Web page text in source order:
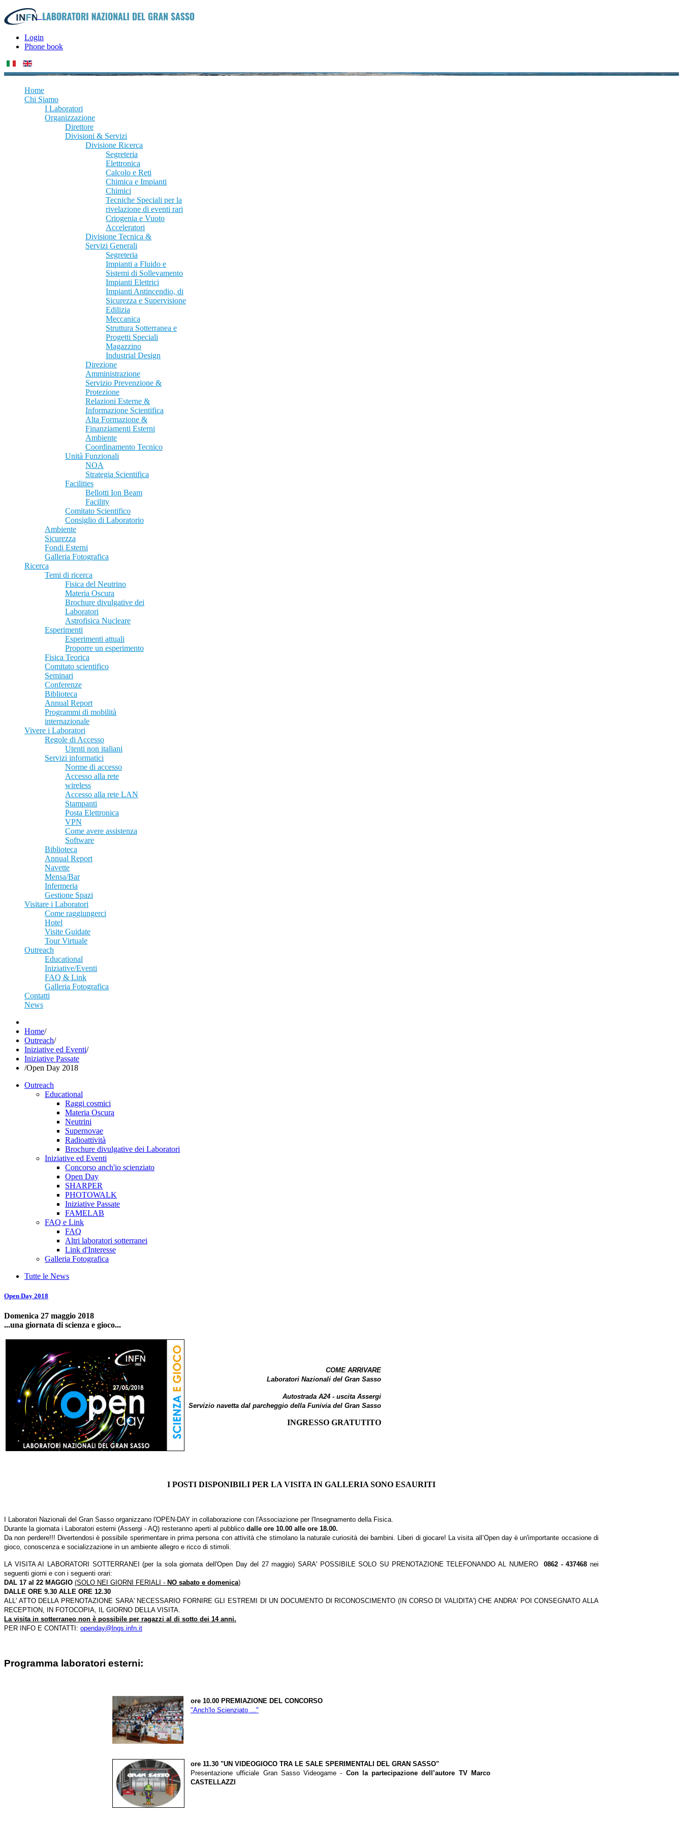
Login
Phone book
Home
Chi Siamo
I Laboratori
Organizzazione
Direttore
Divisioni & Servizi
Divisione Ricerca
Segreteria
Elettronica
Calcolo e Reti
Chimica e Impianti
Chimici
Tecniche Speciali per la
rivelazione di eventi rari
Criogenia e Vuoto
Acceleratori
Divisione Tecnica &
Servizi Generali
Segreteria
Impianti a Fluido e
Sistemi di Sollevamento
Impianti Elettrici
Impianti Antincendio, di
Sicurezza e Supervisione
Edilizia
Meccanica
Struttura Sotterranea e
Progetti Speciali
Magazzino
Industrial Design
Direzione
Amministrazione
Servizio Prevenzione &
Protezione
Relazioni Esterne &
Informazione Scientifica
Alta Formazione &
Finanziamenti Esterni
Ambiente
Coordinamento Tecnico
Unità Funzionali
NOA
Strategia Scientifica
Facilities
Bellotti Ion Beam
Facility
Comitato Scientifico
Consiglio di Laboratorio
Ambiente
Sicurezza
Fondi Esterni
Galleria Fotografica
Ricerca
Temi di ricerca
Fisica del Neutrino
Materia Oscura
Brochure divulgative dei
Laboratori
Astrofisica Nucleare
Esperimenti
Esperimenti attuali
Proporre un esperimento
Fisica Teorica
Comitato scientifico
Seminari
Conferenze
Biblioteca
Annual Report
Programmi di mobilità
internazionale
Vivere i Laboratori
Regole di Accesso
Utenti non italiani
Servizi informatici
Norme di accesso
Accesso alla rete
wireless
Accesso alla rete LAN
Stampanti
Posta Elettronica
VPN
Come avere assistenza
Software
Biblioteca
Annual Report
Navette
Mensa/Bar
Infermeria
Gestione Spazi
Visitare i Laboratori
Come raggiungerci
Hotel
Visite Guidate
Tour Virtuale
Outreach
Educational
Iniziative/Eventi
FAQ & Link
Galleria Fotografica
Contatti
News
Home/
Outreach/
Iniziative ed Eventi/
Iniziative Passate
/Open Day 2018
Outreach
Educational
Raggi cosmici
Materia Oscura
Neutrini
Supernovae
Radioattività
Brochure divulgative dei Laboratori
Iniziative ed Eventi
Concorso anch'io scienziato
Open Day
SHARPER
PHOTOWALK
Iniziative Passate
FAMELAB
FAQ e Link
FAQ
Altri laboratori sotterranei
Link d'Interesse
Galleria Fotografica
Tutte le News
Open Day 2018
Domenica 27 maggio 2018
...una giornata di scienza e gioco...
COME ARRIVARE
Laboratori Nazionali del Gran Sasso
Autostrada A24 - uscita Assergi
Servizio navetta dal parcheggio della Funivia del Gran Sasso
INGRESSO GRATUTITO
I POSTI DISPONIBILI PER LA VISITA IN GALLERIA SONO ESAURITI
I Laboratori Nazionali del Gran Sasso organizzano l'OPEN-DAY in collaborazione con l'Associazione per l'Insegnamento della Fisica.
Durante la giornata i Laboratori esterni (Assergi - AQ) resteranno aperti al pubblico dalle ore 10.00 alle ore 18.00.
Da non perdere!!! Divertendosi è possibile sperimentare in prima persona con attività che stimolano la naturale curiosità dei bambini. Liberi di giocare! La visita all’Open day è un'importante occasione di
gioco, conoscenza e socializzazione in un ambiente allegro e ricco di stimoli.
LA VISITA AI LABORATORI SOTTERRANEI (per la sola giornata dell'Open Day del 27 maggio) SARA' POSSIBILE SOLO SU PRENOTAZIONE TELEFONANDO AL NUMERO0862 - 437468nei
seguenti giorni e con i seguenti orari:
DAL 17 al 22 MAGGIO (SOLO NEI GIORNI FERIALI - NO sabato e domenica)
DALLE ORE 9.30 ALLE ORE 12.30
ALL' ATTO DELLA PRENOTAZIONE SARA' NECESSARIO FORNIRE GLI ESTREMI DI UN DOCUMENTO DI RICONOSCIMENTO (IN CORSO DI VALIDITA') CHE ANDRA' POI CONSEGNATO ALLA
RECEPTION, IN FOTOCOPIA, IL GIORNO DELLA VISITA.
La visita in sotterraneo non è possibile per ragazzi al di sotto dei 14 anni.
PER INFO E CONTATTI: openday@lngs.infn.it
Programma laboratori esterni:
ore 10.00 PREMIAZIONE DEL CONCORSO
"Anch'Io Scienziato ..."
ore 11.30 "UN VIDEOGIOCO TRA LE SALE SPERIMENTALI DEL GRAN SASSO"
Presentazione ufficiale Gran Sasso Videogame - Con la partecipazione dell’autore TV Marco
CASTELLAZZI